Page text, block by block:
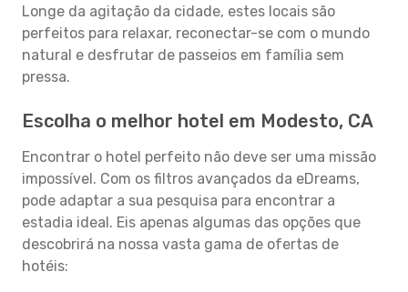
Longe da agitação da cidade, estes locais são
perfeitos para relaxar, reconectar-se com o mundo
natural e desfrutar de passeios em família sem
pressa.
Escolha o melhor hotel em Modesto, CA
Encontrar o hotel perfeito não deve ser uma missão
impossível. Com os filtros avançados da eDreams,
pode adaptar a sua pesquisa para encontrar a
estadia ideal. Eis apenas algumas das opções que
descobrirá na nossa vasta gama de ofertas de
hotéis: